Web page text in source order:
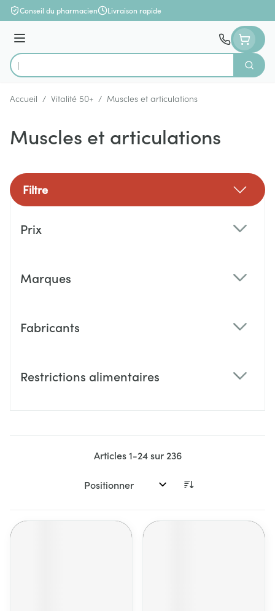
Aller au contenu
Conseil du pharmacien Livraison rapide
Menu
Rechercher
Accueil / Vitalité 50+ / Muscles et articulations
Muscles et articulations
Filtre
Prix
Marques
Fabricants
Restrictions alimentaires
Articles1-24sur 236
Trier par: